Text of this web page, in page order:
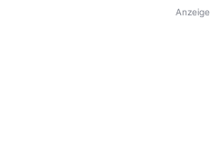
Anzeige